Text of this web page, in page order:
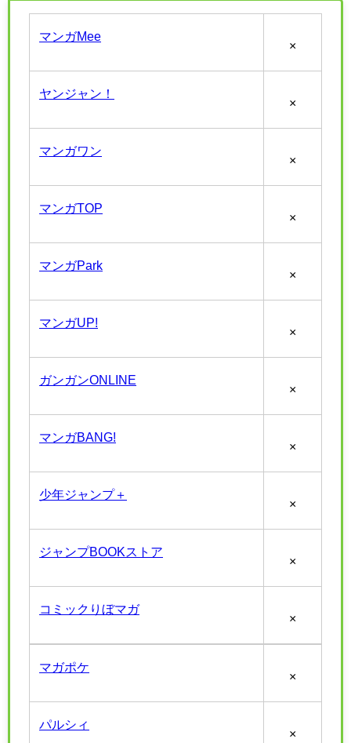
マンガMee
×
ヤンジャン！
×
マンガワン
×
マンガTOP
×
マンガPark
×
マンガUP!
×
ガンガンONLINE
×
マンガBANG!
×
少年ジャンプ＋
×
ジャンプBOOKストア
×
コミックりぼマガ
×
マガポケ
×
パルシィ
×